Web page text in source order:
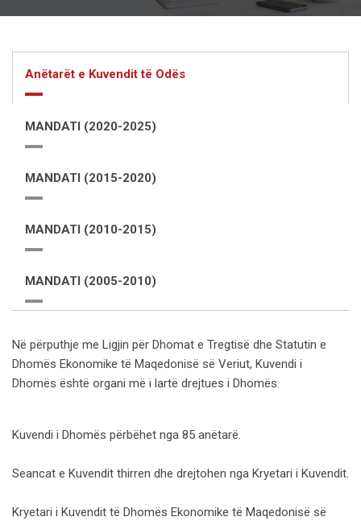
Anëtarët e Kuvendit të Odës
MANDATI (2020-2025)
MANDATI (2015-2020)
MANDATI (2010-2015)
MANDATI (2005-2010)
Në përputhje me Ligjin për Dhomat e Tregtisë dhe Statutin e
Dhomës Ekonomike të Maqedonisë së Veriut, Kuvendi i
Dhomës është organi më i lartë drejtues i Dhomës.
Kuvendi i Dhomës përbëhet nga 85 anëtarë.
Seancat e Kuvendit thirren dhe drejtohen nga Kryetari i Kuvendit.
Kryetari i Kuvendit të Dhomës Ekonomike të Maqedonisë së